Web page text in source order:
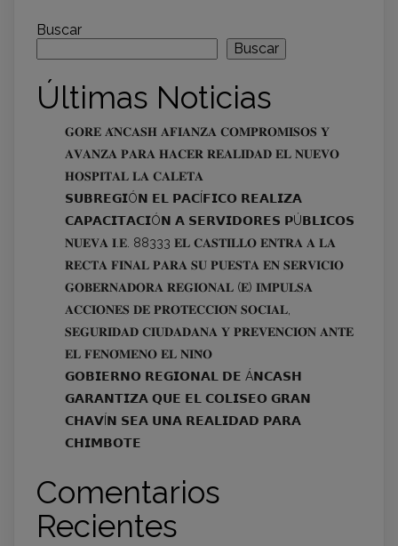
Buscar
Buscar
Últimas Noticias
𝐆𝐎𝐑𝐄 𝐀́𝐍𝐂𝐀𝐒𝐇 𝐀𝐅𝐈𝐀𝐍𝐙𝐀 𝐂𝐎𝐌𝐏𝐑𝐎𝐌𝐈𝐒𝐎𝐒 𝐘
𝐀𝐕𝐀𝐍𝐙𝐀 𝐏𝐀𝐑𝐀 𝐇𝐀𝐂𝐄𝐑 𝐑𝐄𝐀𝐋𝐈𝐃𝐀𝐃 𝐄𝐋 𝐍𝐔𝐄𝐕𝐎
𝐇𝐎𝐒𝐏𝐈𝐓𝐀𝐋 𝐋𝐀 𝐂𝐀𝐋𝐄𝐓𝐀
𝗦𝗨𝗕𝗥𝗘𝗚𝗜Ó𝗡 𝗘𝗟 𝗣𝗔𝗖Í𝗙𝗜𝗖𝗢 𝗥𝗘𝗔𝗟𝗜𝗭𝗔
𝗖𝗔𝗣𝗔𝗖𝗜𝗧𝗔𝗖𝗜Ó𝗡 𝗔 𝗦𝗘𝗥𝗩𝗜𝗗𝗢𝗥𝗘𝗦 𝗣Ú𝗕𝗟𝗜𝗖𝗢𝗦
𝐍𝐔𝐄𝐕𝐀 𝐈.𝐄. 88333 𝐄𝐋 𝐂𝐀𝐒𝐓𝐈𝐋𝐋𝐎 𝐄𝐍𝐓𝐑𝐀 𝐀 𝐋𝐀
𝐑𝐄𝐂𝐓𝐀 𝐅𝐈𝐍𝐀𝐋 𝐏𝐀𝐑𝐀 𝐒𝐔 𝐏𝐔𝐄𝐒𝐓𝐀 𝐄𝐍 𝐒𝐄𝐑𝐕𝐈𝐂𝐈𝐎
𝐆𝐎𝐁𝐄𝐑𝐍𝐀𝐃𝐎𝐑𝐀 𝐑𝐄𝐆𝐈𝐎𝐍𝐀𝐋 (𝐄) 𝐈𝐌𝐏𝐔𝐋𝐒𝐀
𝐀𝐂𝐂𝐈𝐎𝐍𝐄𝐒 𝐃𝐄 𝐏𝐑𝐎𝐓𝐄𝐂𝐂𝐈𝐎́𝐍 𝐒𝐎𝐂𝐈𝐀𝐋,
𝐒𝐄𝐆𝐔𝐑𝐈𝐃𝐀𝐃 𝐂𝐈𝐔𝐃𝐀𝐃𝐀𝐍𝐀 𝐘 𝐏𝐑𝐄𝐕𝐄𝐍𝐂𝐈𝐎́𝐍 𝐀𝐍𝐓𝐄
𝐄𝐋 𝐅𝐄𝐍𝐎́𝐌𝐄𝐍𝐎 𝐄𝐋 𝐍𝐈𝐍̃𝐎
𝗚𝗢𝗕𝗜𝗘𝗥𝗡𝗢 𝗥𝗘𝗚𝗜𝗢𝗡𝗔𝗟 𝗗𝗘 Á𝗡𝗖𝗔𝗦𝗛
𝗚𝗔𝗥𝗔𝗡𝗧𝗜𝗭𝗔 𝗤𝗨𝗘 𝗘𝗟 𝗖𝗢𝗟𝗜𝗦𝗘𝗢 𝗚𝗥𝗔𝗡
𝗖𝗛𝗔𝗩Í𝗡 𝗦𝗘𝗔 𝗨𝗡𝗔 𝗥𝗘𝗔𝗟𝗜𝗗𝗔𝗗 𝗣𝗔𝗥𝗔
𝗖𝗛𝗜𝗠𝗕𝗢𝗧𝗘
Comentarios
Recientes